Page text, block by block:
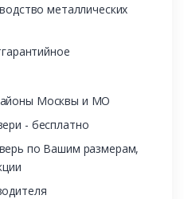
металлических
Москвы и МО
- бесплатно
по Вашим размерам,